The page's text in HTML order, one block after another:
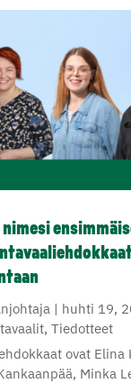
| huhti 19,
,Tiedotteet
ovat Elina
Minka